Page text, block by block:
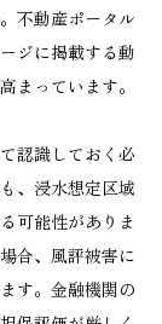
不動産ポータル
ジに掲載する動
まっています。
認識しておく必
、浸水想定区域
可能性がありま
合、風評被害に
す。金融機関の